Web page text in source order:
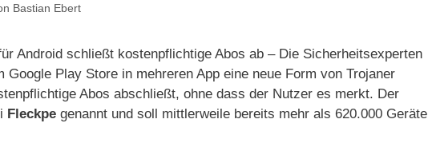
Bastian Ebert
Android schließt kostenpflichtige Abos ab – Die Sicherheitsexperten
Google Play Store in mehreren App eine neue Form von Trojaner
Abos abschließt, ohne dass der Nutzer es merkt. Der
Fleckpe genannt und soll mittlerweile bereits mehr als 620.000 Geräte